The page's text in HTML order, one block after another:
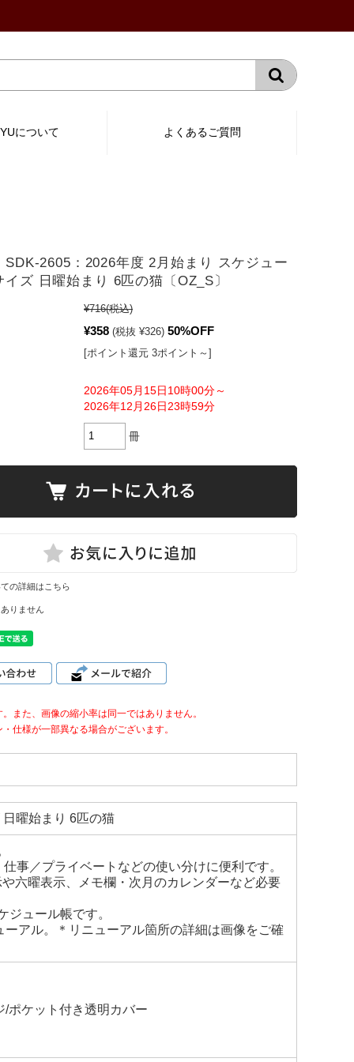
について よくあるご質問
SDK-2605：2026年度 2月始まり スケジュー
ズ 日曜始まり 6匹の猫〔OZ_S〕
¥716(税込)
¥358 (税抜 ¥326) 50%OFF
[ポイント還元 3ポイント～]
2026年05月15日10時00分～
2026年12月26日23時59分
冊
の詳細はこちら
りません
また、画像の縮小率は同一ではありません。
仕様が一部異なる場合がございます。
曜始まり 6匹の猫
事／プライベートなどの使い分けに便利です。
六曜表示、メモ欄・次月のカレンダーなど必要
ジュール帳です。
アル。＊リニューアル箇所の詳細は画像をご確
ポケット付き透明カバー